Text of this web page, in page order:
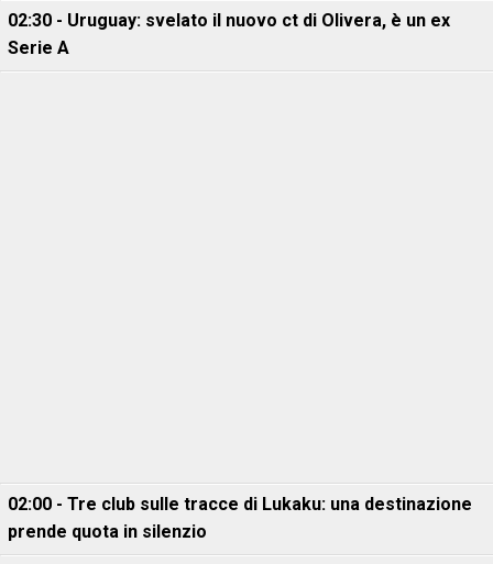
02:30 - Uruguay: svelato il nuovo ct di Olivera, è un ex
Serie A
02:00 - Tre club sulle tracce di Lukaku: una destinazione
prende quota in silenzio